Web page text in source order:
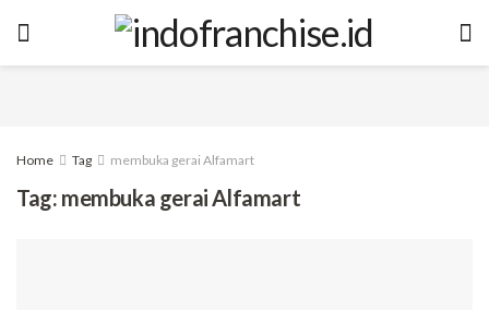
Home Tag membuka gerai Alfamart
Tag: membuka gerai Alfamart